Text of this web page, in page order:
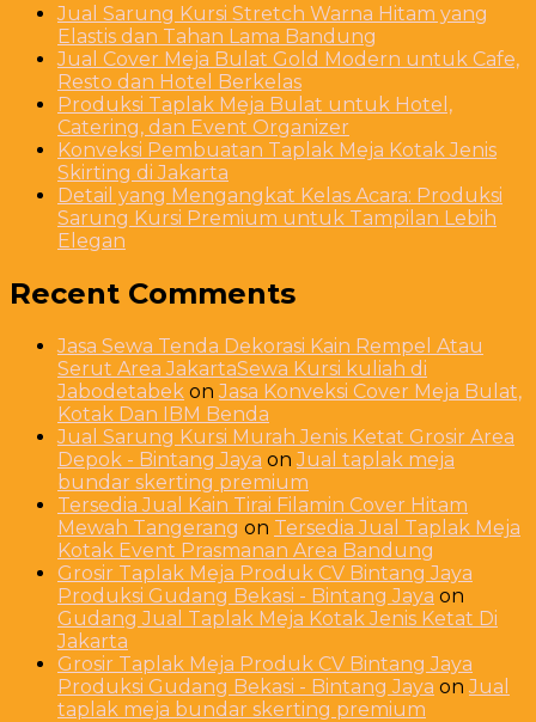
Jual Sarung Kursi Stretch Warna Hitam yang
Elastis dan Tahan Lama Bandung
Jual Cover Meja Bulat Gold Modern untuk Cafe,
Resto dan Hotel Berkelas
Produksi Taplak Meja Bulat untuk Hotel,
Catering, dan Event Organizer
Konveksi Pembuatan Taplak Meja Kotak Jenis
Skirting di Jakarta
Detail yang Mengangkat Kelas Acara: Produksi
Sarung Kursi Premium untuk Tampilan Lebih
Elegan
Recent Comments
Jasa Sewa Tenda Dekorasi Kain Rempel Atau
Serut Area JakartaSewa Kursi kuliah di
Jabodetabek onJasa Konveksi Cover Meja Bulat,
Kotak Dan IBM Benda
Jual Sarung Kursi Murah Jenis Ketat Grosir Area
Depok - Bintang Jaya onJual taplak meja
bundar skerting premium
Tersedia Jual Kain Tirai Filamin Cover Hitam
Mewah Tangerang on Tersedia Jual Taplak Meja
Kotak Event Prasmanan Area Bandung
Grosir Taplak Meja Produk CV Bintang Jaya
Produksi Gudang Bekasi - Bintang Jaya on
Gudang Jual Taplak Meja Kotak Jenis Ketat Di
Jakarta
Grosir Taplak Meja Produk CV Bintang Jaya
Produksi Gudang Bekasi - Bintang Jaya onJual
taplak meja bundar skerting premium